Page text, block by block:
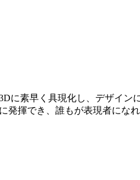
に素早く具現化し、デザイ
揮でき、誰もが表現者になれ